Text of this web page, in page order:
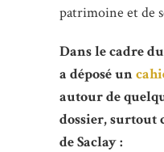
patrimoine et de
Dans le cadre
a déposé un
autour de
dossier, surtout
de Saclay :